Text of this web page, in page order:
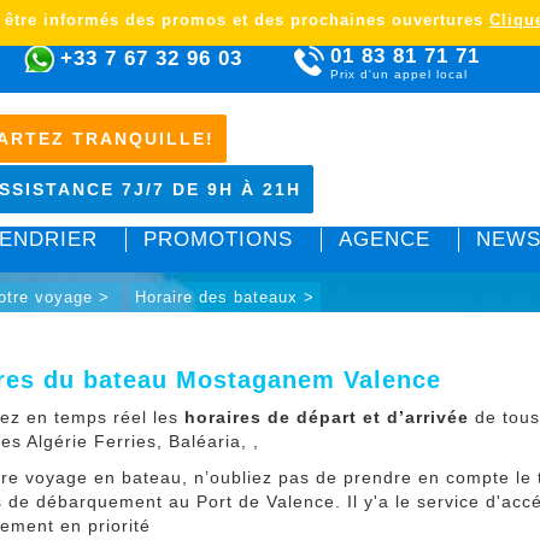
+33 7 67 32 96 03 01 83 81 71 71
Prix d'un appel local
TRANQUILLE!
7J/7 DE 9H À 21H
PROMOTIONS AGENCE
être informés des promos et des prochaines ouvertures
voyage > Horaire des bateaux >
du bateau Mostaganem Valence
en temps réel les horaires de départ et d’arrivée de
Algérie Ferries, Baléaria, ,
voyage en bateau, n’oubliez pas de prendre en compte
de débarquement au Port de Valence. Il y'a le service
en priorité